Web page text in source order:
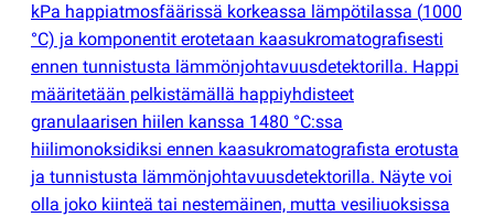
kPa happiatmosfäärissä korkeassa lämpötilassa (1000
°C) ja komponentit erotetaan kaasukromatografisesti
ennen tunnistusta lämmönjohtavuusdetektorilla. Happi
määritetään pelkistämällä happiyhdisteet
granulaarisen hiilen kanssa 1480 °C:ssa
hiilimonoksidiksi ennen kaasukromatografista erotusta
ja tunnistusta lämmönjohtavuusdetektorilla. Näyte voi
olla joko kiinteä tai nestemäinen, mutta vesiliuoksissa